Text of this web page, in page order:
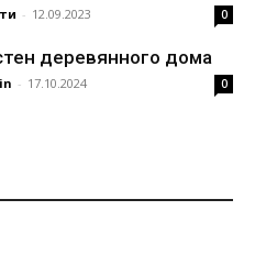
- 12.09.2023 0
деревянного дома
- 17.10.2024 0